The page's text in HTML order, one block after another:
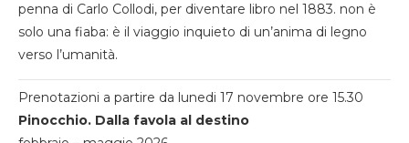
penna di Carlo Collodi, per diventare libro nel 1883. non è
solo una fiaba: è il viaggio inquieto di un’anima di legno
verso l’umanità.
Prenotazioni a partire da lunedi 17 novembre ore 15.30
Pinocchio. Dalla favola al destino